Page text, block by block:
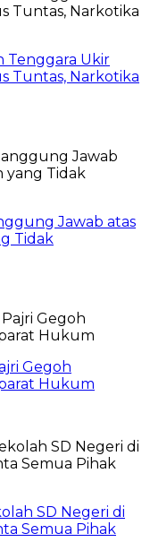
Tenggara Ukir
Tuntas, Narkotika
Jawab atas
Tidak
Gegoh
Hukum
SD Negeri di
Semua Pihak